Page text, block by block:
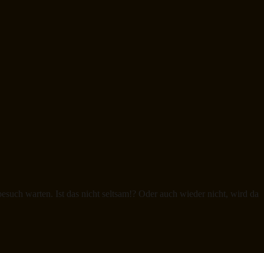
warten. Ist das nicht seltsam!? Oder auch wieder nicht, wird da